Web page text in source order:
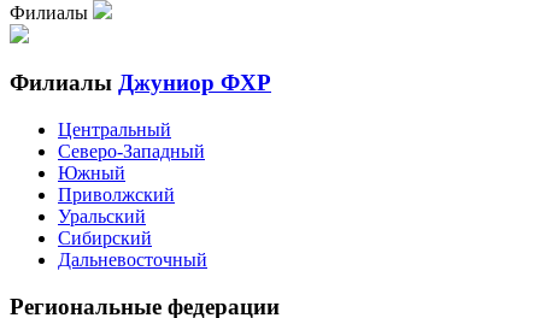
Филиалы
Филиалы Джуниор ФХР
Центральный
Северо-Западный
Южный
Приволжский
Уральский
Сибирский
Дальневосточный
Региональные федерации